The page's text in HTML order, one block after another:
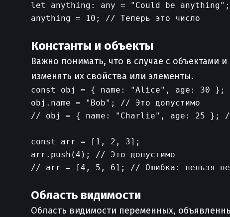
let anything: any = "Could be anything";
anything = 10; // Теперь это число
Константы и объекты
Важно понимать, что в случае с объектами
изменять их свойства или элементы.
const obj = { name: "Alice", age: 30 };
obj.name = "Bob"; // Это допустимо
// obj = { name: "Charlie", age: 25 }; //
const arr = [1, 2, 3];
arr.push(4); // Это допустимо
// arr = [4, 5, 6]; // Ошибка: нельзя
Область видимости
Область видимости переменных,